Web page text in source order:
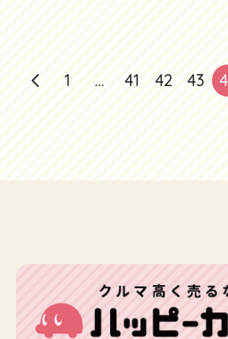
いかな～という印象でしたが、輸出
で、しっかり査定金額を出させてい
っていた時代がありましたが、今は
軽にこちらまでどうぞフリーダイア
1 … 41 42 43